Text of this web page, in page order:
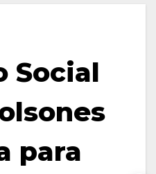
Social
para